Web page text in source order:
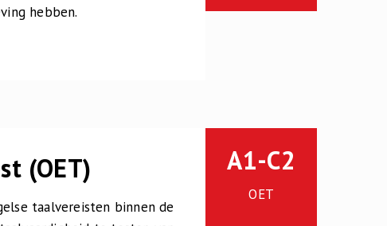
hebben.
(OET)
taalvereisten binnen de
A1-C2
OET